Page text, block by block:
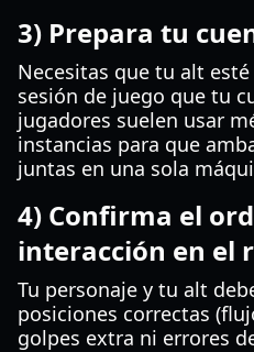
3) Prepara tu
Necesitas que tu alt
sesión de juego que tu
jugadores suelen usar
instancias para que
juntas en una sola
4) Confirma el
interacción en el
Tu personaje y tu alt
posiciones correctas
golpes extra ni errores